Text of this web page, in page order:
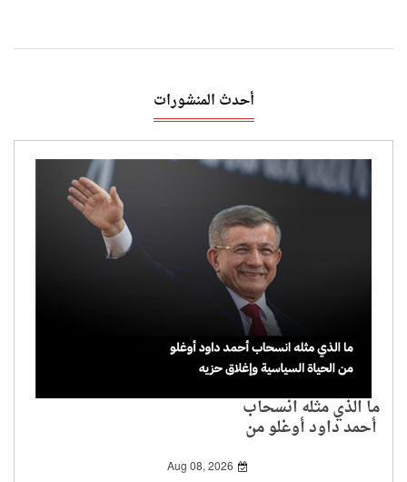
أحدث المنشورات
ما الذي مثله انسحاب
أحمد داود أوغلو من
الحياة السياسية وإغلاق
Aug 08, 2026